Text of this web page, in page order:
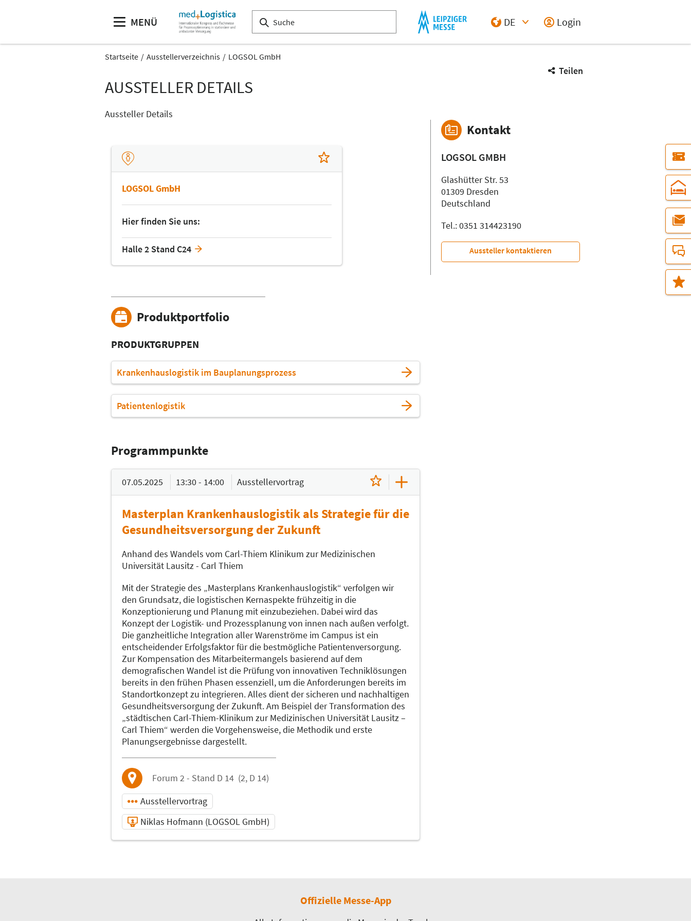
MENÜ
DE
Login
Startseite Ausstellerverzeichnis LOGSOL GmbH
Teilen
AUSSTELLER DETAILS
Aussteller Details
LOGSOL GmbH
Hier finden Sie uns:
Halle 2 Stand C24
Produktportfolio
PRODUKTGRUPPEN
Krankenhauslogistik im Bauplanungsprozess
Patientenlogistik
Programmpunkte
07.05.2025 13:30 - 14:00 Ausstellervortrag
Masterplan Krankenhauslogistik als Strategie für die
Gesundheitsversorgung der Zukunft
Anhand des Wandels vom Carl-Thiem Klinikum zur Medizinischen
Universität Lausitz - Carl Thiem
Mit der Strategie des „Masterplans Krankenhauslogistik“ verfolgen wir
den Grundsatz, die logistischen Kernaspekte frühzeitig in die
Konzeptionierung und Planung mit einzubeziehen. Dabei wird das
Konzept der Logistik- und Prozessplanung von innen nach außen verfolgt.
Die ganzheitliche Integration aller Warenströme im Campus ist ein
entscheidender Erfolgsfaktor für die bestmögliche Patientenversorgung.
Zur Kompensation des Mitarbeitermangels basierend auf dem
demografischen Wandel ist die Prüfung von innovativen Techniklösungen
bereits in den frühen Phasen essenziell, um die Anforderungen bereits im
Standortkonzept zu integrieren. Alles dient der sicheren und nachhaltigen
Gesundheitsversorgung der Zukunft. Am Beispiel der Transformation des
„städtischen Carl-Thiem-Klinikum zur Medizinischen Universität Lausitz –
Carl Thiem“ werden die Vorgehensweise, die Methodik und erste
Planungsergebnisse dargestellt.
Forum 2 - Stand D 14 (2, D 14)
Ausstellervortrag
Niklas Hofmann (LOGSOL GmbH)
Kontakt
LOGSOL GMBH
Glashütter Str. 53
01309 Dresden
Deutschland
Tel.: 0351 314423190
Aussteller kontaktieren
Offizielle Messe-App